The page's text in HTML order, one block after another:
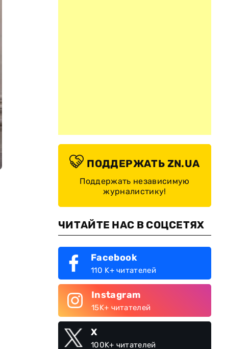
ПОДДЕРЖАТЬ ZN.UA
Поддержать независимую
журналистику!
ЧИТАЙТЕ НАС В СОЦСЕТЯХ
Facebook
110 K+ читателей
Instagram
15K+ читателей
X
100K+ читателей